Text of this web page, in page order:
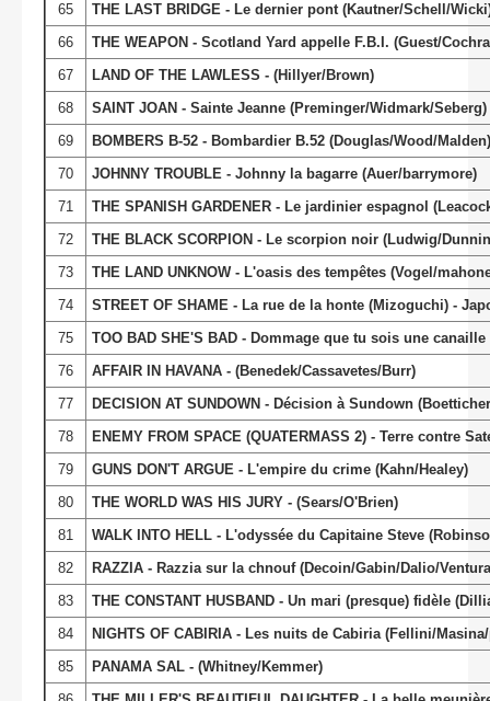
65
THE LAST BRIDGE - Le dernier pont (Kautner/Schell/
66
THE WEAPON - Scotland Yard appelle F.B.I. (Guest/
67
LAND OF THE LAWLESS - (Hillyer/Brown)
68
SAINT JOAN - Sainte Jeanne (Preminger/Widmark/Seberg)
69
BOMBERS B-52 - Bombardier B.52 (Douglas/Wood/Malden)
70
JOHNNY TROUBLE - Johnny la bagarre (Auer/barrymore)
71
THE SPANISH GARDENER - Le jardinier espagnol
72
THE BLACK SCORPION - Le scorpion noir (Ludwig/
73
THE LAND UNKNOW - L'oasis des tempêtes (Vogel/
74
STREET OF SHAME - La rue de la honte (Mizoguchi) -
75
TOO BAD SHE'S BAD - Dommage que tu sois une
76
AFFAIR IN HAVANA - (Benedek/Cassavetes/Burr)
77
DECISION AT SUNDOWN - Décision à Sundown
78
ENEMY FROM SPACE (QUATERMASS 2) - Terre contre
79
GUNS DON'T ARGUE - L'empire du crime (Kahn/Healey)
80
THE WORLD WAS HIS JURY - (Sears/O'Brien)
81
WALK INTO HELL - L'odyssée du Capitaine Steve
82
RAZZIA - Razzia sur la chnouf (Decoin/Gabin/Dalio/
83
THE CONSTANT HUSBAND - Un mari (presque) fidèle
84
NIGHTS OF CABIRIA - Les nuits de Cabiria (Fellini/
85
PANAMA SAL - (Whitney/Kemmer)